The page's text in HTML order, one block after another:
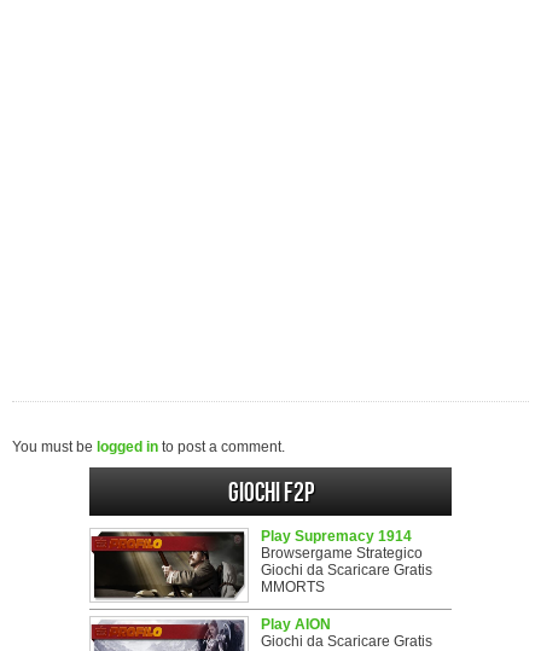
You must be logged in to post a comment.
Giochi F2P
Play Supremacy 1914
Browsergame Strategico
Giochi da Scaricare Gratis
MMORTS
Play AION
Giochi da Scaricare Gratis